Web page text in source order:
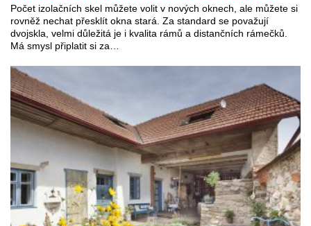
Počet izolačních skel můžete volit v nových oknech, ale můžete si
rovněž nechat přesklít okna stará. Za standard se považují
dvojskla, velmi důležitá je i kvalita rámů a distančních rámečků.
Má smysl připlatit si za…